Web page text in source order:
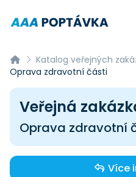
Katalog veřejných
Oprava zdravotní části
Veřejná
Oprava zdravotní
Více